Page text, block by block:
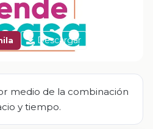
Descargar
medio de la combinación
y tiempo.